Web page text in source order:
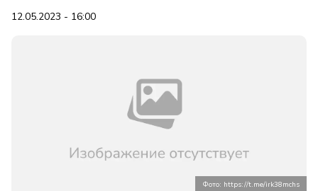
12.05.2023 - 16:00
Фото: https://t.me/irk38mchs